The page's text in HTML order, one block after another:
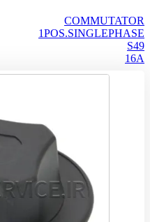
COMMUTATOR
1POS.SINGLEPHASE
S49
16A